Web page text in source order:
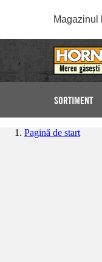
Magazinul
SORTIMENT
Pagină de start